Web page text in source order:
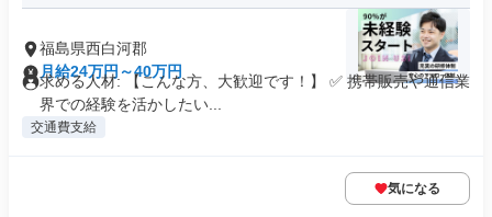
福島県西白河郡
月給24万円～40万円
求める人材: 【こんな方、大歓迎です！】 ✅ 携帯販売や通信業
界での経験を活かしたい...
交通費支給
気になる